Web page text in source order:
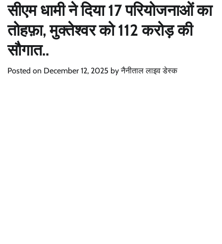
सीएम धामी ने दिया 17 परियोजनाओं का
तोहफ़ा, मुक्तेश्वर को 112 करोड़ की
सौगात..
Posted on December 12, 2025 byनैनीताल लाइव डेस्क